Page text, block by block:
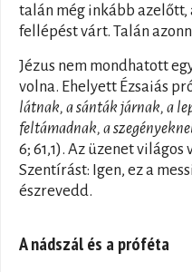
talán még inkább azelőtt,
fellépést várt. Talán
Jézus nem mondhatott
volna. Ehelyett Ézsaiás
látnak, a sánták járnak, a
feltámadnak, a
6; 61,1). Az üzenet
Szentírást: Igen, ez a
észrevedd.
A nádszál és a próféta